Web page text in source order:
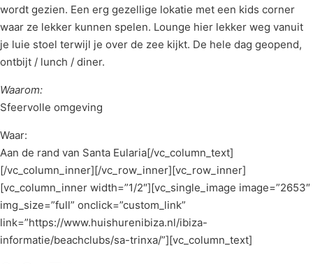
wordt gezien. Een erg gezellige lokatie met een kids corner
waar ze lekker kunnen spelen. Lounge hier lekker weg vanuit
je luie stoel terwijl je over de zee kijkt. De hele dag geopend,
ontbijt / lunch / diner.
Waarom:
Sfeervolle omgeving
Waar:
Aan de rand van Santa Eularia[/vc_column_text]
[/vc_column_inner][/vc_row_inner][vc_row_inner]
[vc_column_inner width=”1/2″][vc_single_image image=”2653″
img_size=”full” onclick=”custom_link”
link=”https://www.huishurenibiza.nl/ibiza-
informatie/beachclubs/sa-trinxa/”][vc_column_text]